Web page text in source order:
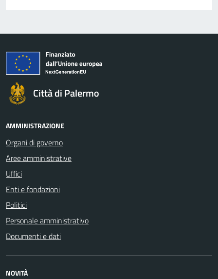
Città di Palermo
AMMINISTRAZIONE
Organi di governo
Aree amministrative
Uffici
Enti e fondazioni
Politici
Personale amministrativo
Documenti e dati
NOVITÀ